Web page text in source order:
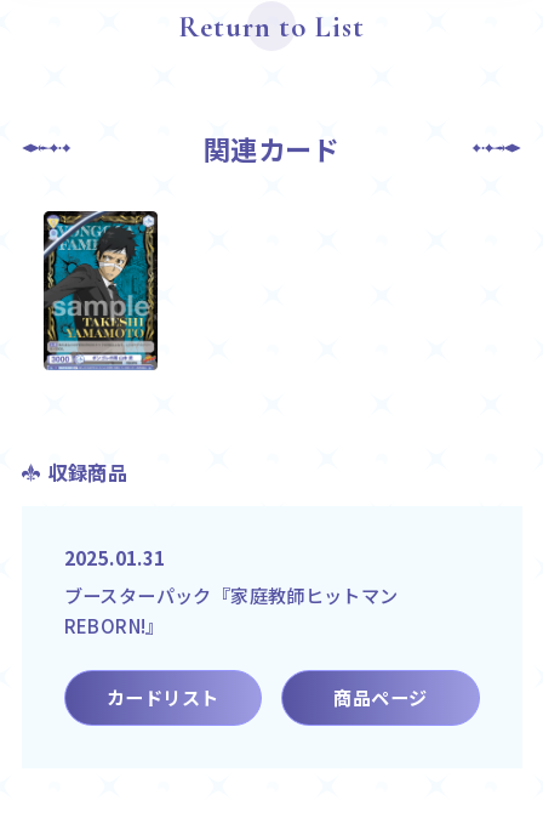
Return to List
関連カード
収録商品
2025.01.31
ブースターパック『家庭教師ヒットマン
REBORN!』
カードリスト 商品ページ